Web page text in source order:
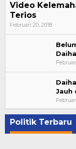
Video
Terios
Februari 20, 2018
Jauh
Politik Terbaru
Suharto
PBSI 2020-2024
Di NASIONAL, POLITIK